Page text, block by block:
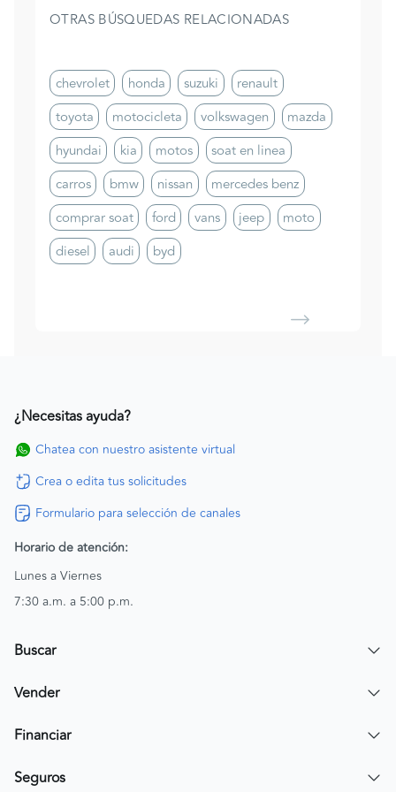
OTRAS BÚSQUEDAS RELACIONADAS
chevrolet honda suzuki
renault
toyota
motocicleta volkswagen
mazda
hyundai
kia motos
soat en linea
carros
bmw nissan
mercedes benz
comprar soat
ford vans jeep
moto
diesel
audi byd
¿Necesitas ayuda?
Chatea con nuestro asistente virtual
Crea o edita tus solicitudes
Formulario para selección de canales
Horario de atención:
Lunes a Viernes
7:30 a.m. a 5:00 p.m.
Buscar
Encuentra un carro
Vender
Publicar mi vehículo
Financiar
Simular crédito
Seguros